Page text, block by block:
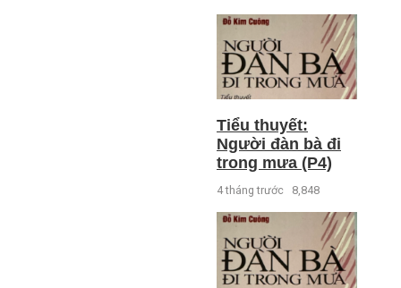
Tiểu thuyết:
Người đàn bà đi
trong mưa (P4)
4 tháng trước 8,848